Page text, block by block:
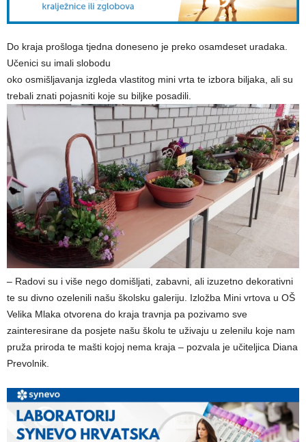
Do kraja prošloga tjedna doneseno je preko osamdeset uradaka.
Učenici su imali slobodu
oko osmišljavanja izgleda vlastitog mini vrta te izbora biljaka, ali su
trebali znati pojasniti koje su biljke posadili.
– Radovi su i više nego domišljati, zabavni, ali izuzetno dekorativni
te su divno ozelenili našu školsku galeriju. Izložba Mini vrtova u OŠ
Velika Mlaka otvorena do kraja travnja pa pozivamo sve
zainteresirane da posjete našu školu te uživaju u zelenilu koje nam
pruža priroda te mašti kojoj nema kraja – pozvala je učiteljica Diana
Prevolnik.